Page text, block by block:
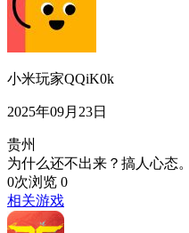
小米玩家QQiK0k
2025年09月23日
贵州
为什么还不出来？搞人心态。
0次浏览 0
相关游戏